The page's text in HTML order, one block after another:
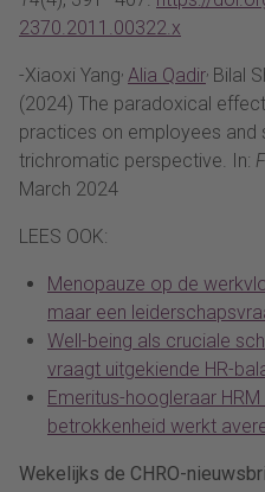
2370.2011.00322.x
-Xiaoxi Yang, Alia Qadir, Bilal
(2024) The paradoxical
practices on employees and
trichromatic perspective. In:
March 2024
LEES OOK:
Menopauze op de
maar een
Well-being als cruciale
vraagt uitgekiende HR-
Emeritus-hoogleraar
betrokkenheid werkt
Wekelijks de CHRO-